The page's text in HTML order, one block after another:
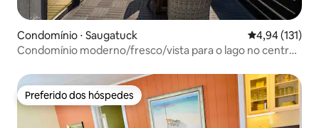
Condomínio ⋅ Saugatuck 4,94 de uma
4,94 (131)
Condomínio moderno/fresco/vista para o lago no centro
Preferido dos hóspedes
Preferido dos hóspedes